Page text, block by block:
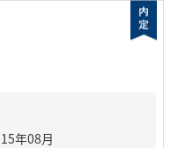
年08月